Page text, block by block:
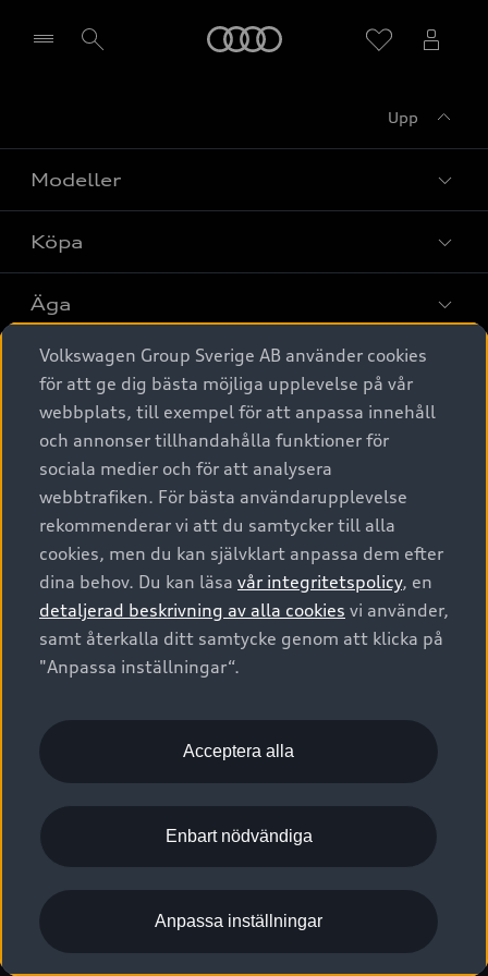
Upp
Modeller
Alla modeller
Elbilar
A6 modellerna
SUV
Avant
Audi Sport
Köpa
Privaterbjudanden
Privatleasing
Nya bilar i lager
Begagnade bilar i lager
Audi approved :plus - så gott som nya
Finansiering
Audi exclusive
Provkörning
Äga
Service & tillbehör
Audi digital services
Originaltillbehör - köp online
Garantier
Försäkring
Digitala manualer för din Audi
Audi Collection – livsstilsartiklar
Vanliga frågor
2G/3G nätet stängs ned - Hur påverkas min bil av detta?
Tjänstebil
Tjänstebil
Business lease online
Företagsleasing
Om Audi Sverige
Kontakta oss
Audi Återförsäljare/-serviceverkstad
myAudi
Pressmeddelanden
Nyhetsbrev
Vårt hållbarhetsarbete
Lediga tjänster huvudkontor
Lediga tjänster hos Audi Återförsäljare
Kommentar till mediauppgifter om dataläcka
© 2026 AUDI SVERIGE. All Rights Reserved.
Utgivare Juridiskt
Juridiskt Audi AG
Juridiskt Audi Digital Giveaway
Anpassa inställningar för cookies
Visselblåsarkanaler
Volkswagen Group Sverige AB använder cookies
för att ge dig bästa möjliga upplevelse på vår
webbplats, till exempel för att anpassa innehåll
och annonser tillhandahålla funktioner för
sociala medier och för att analysera
webbtrafiken. För bästa användarupplevelse
rekommenderar vi att du samtycker till alla
cookies, men du kan självklart anpassa dem efter
dina behov. Du kan läsa vår integritetspolicy, en
detaljerad beskrivning av alla cookies vi använder,
samt återkalla ditt samtycke genom att klicka på
"Anpassa inställningar“.
Acceptera alla
Enbart nödvändiga
Anpassa inställningar